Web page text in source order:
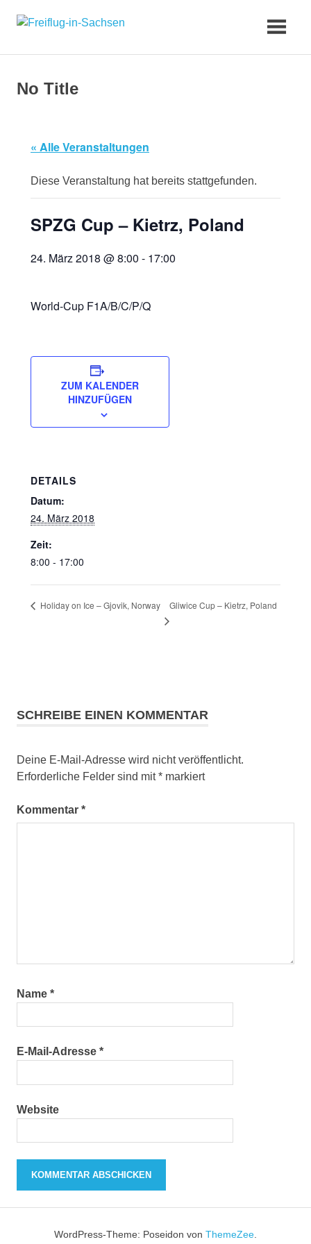
Inhalt
in-
No Title
« Alle Veranstaltungen
Diese Veranstaltung hat bereits stattgefunden.
SPZG Cup – Kietrz, Poland
24. März 2018 @ 8:00 - 17:00
World-Cup F1A/B/C/P/Q
ZUM KALENDER
HINZUFÜGEN
DETAILS
Datum:
24. März 2018
Zeit:
8:00 - 17:00
Holiday on Ice – Gjovik, Norway Gliwice Cup – Kietrz, Poland
SCHREIBE EINEN KOMMENTAR
Deine E-Mail-Adresse wird nicht veröffentlicht.
Erforderliche Felder sind mit* markiert
Kommentar *
Name *
E-Mail-Adresse *
Website
WordPress-Theme: Poseidon von ThemeZee.